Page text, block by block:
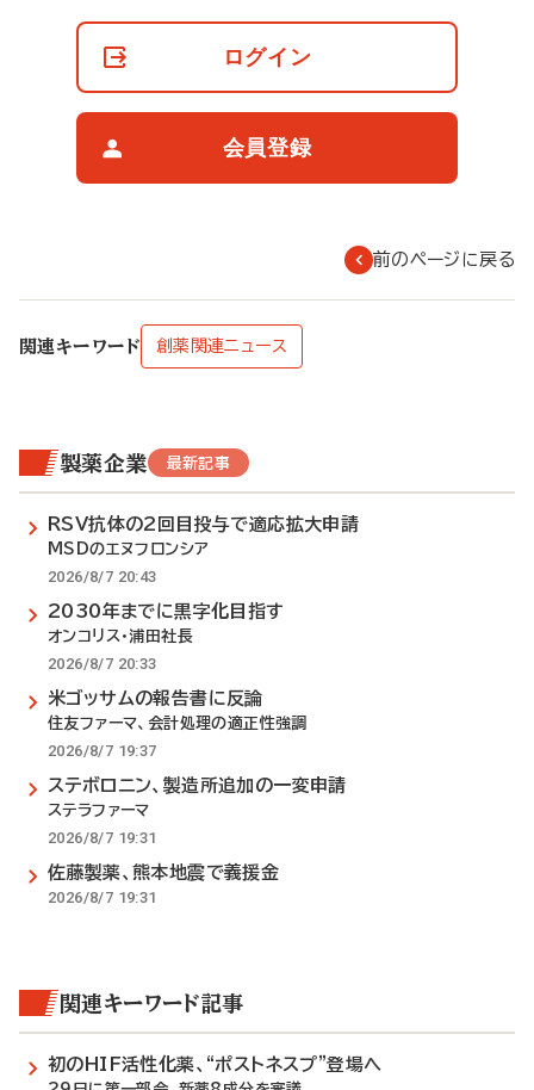
ログイン
会員登録
前のページに戻る
関連キーワード 創薬関連ニュース
製薬企業 最新記事
RSV抗体の2回目投与で適応拡大申請
MSDのエヌフロンシア
2026/8/7 20:43
2030年までに黒字化目指す
オンコリス・浦田社長
2026/8/7 20:33
米ゴッサムの報告書に反論
住友ファーマ、会計処理の適正性強調
2026/8/7 19:37
ステボロニン、製造所追加の一変申請
ステラファーマ
2026/8/7 19:31
佐藤製薬、熊本地震で義援金
2026/8/7 19:31
関連キーワード記事
初のHIF活性化薬、“ポストネスプ”登場へ